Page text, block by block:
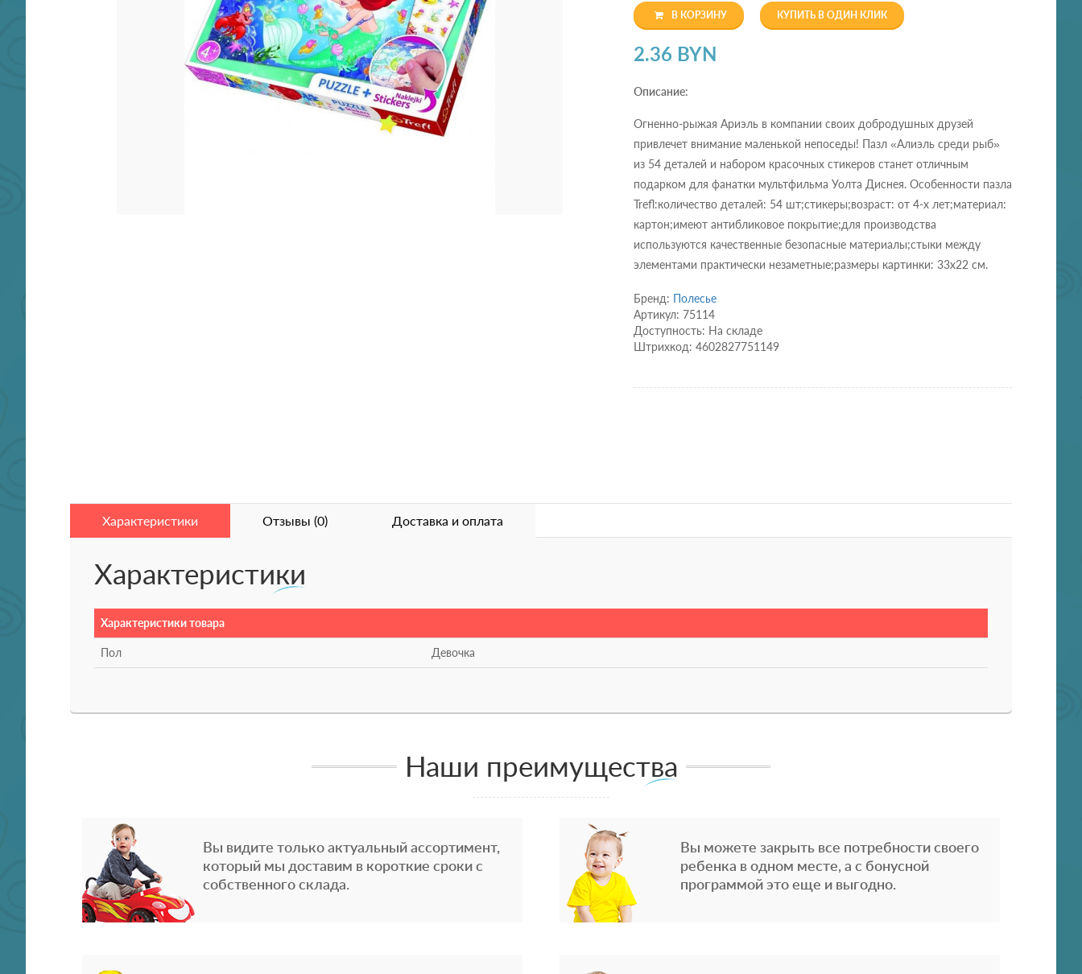
В КОРЗИНУ КУПИТЬ В ОДИН КЛИК
2.36 BYN
Описание:
Огненно-рыжая Ариэль в компании своих добродушных друзей
привлечет внимание маленькой непоседы! Пазл «Алиэль среди рыб»
из 54 деталей и набором красочных стикеров станет отличным
подарком для фанатки мультфильма Уолта Диснея. Особенности пазла
Trefl:количество деталей: 54 шт;стикеры;возраст: от 4-х лет;материал:
картон;имеют антибликовое покрытие;для производства
используются качественные безопасные материалы;стыки между
элементами практически незаметные;размеры картинки: 33х22 см.
Бренд: Полесье
Артикул: 75114
Доступность: На складе
Штрихкод: 4602827751149
Характеристики Отзывы (0) Доставка и оплата
Характеристики
Характеристики товара
Пол Девочка
Наши преимущества
Вы видите только актуальный ассортимент,
который мы доставим в короткие сроки с
собственного склада.
Вы можете закрыть все потребности своего
ребенка в одном месте, а с бонусной
программой это еще и выгодно.